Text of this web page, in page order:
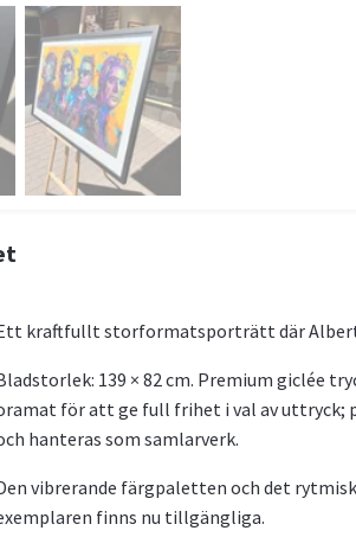
kraftfullt storformatsporträtt där
139 × 82 cm. Premium giclée
för att ge full frihet i val av uttryck;
hanteras som samlarverk.
vibrerande färgpaletten och det
finns nu tillgängliga.